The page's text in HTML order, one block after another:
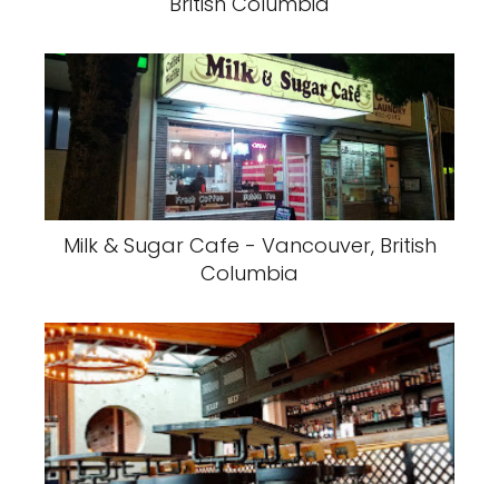
Milk & Sugar Cafe - Vancouver, British
Columbia